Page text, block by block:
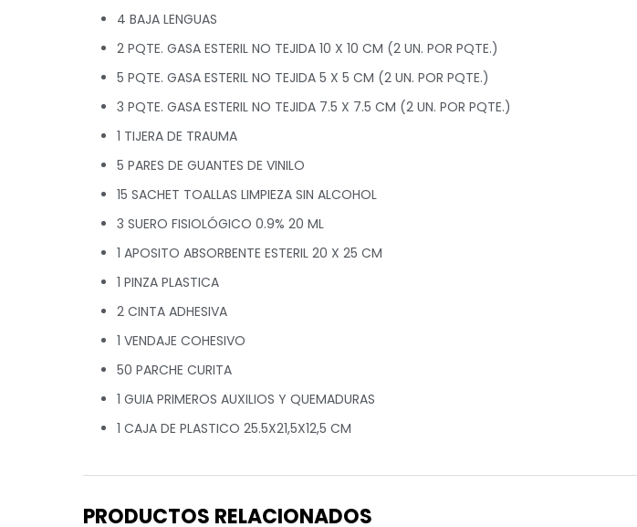
4 BAJA LENGUAS
2 PQTE. GASA ESTERIL NO TEJIDA 10 X 10 CM (2 UN. POR PQTE.)
5 PQTE. GASA ESTERIL NO TEJIDA 5 X 5 CM (2 UN. POR PQTE.)
3 PQTE. GASA ESTERIL NO TEJIDA 7.5 X 7.5 CM (2 UN. POR PQTE.)
1 TIJERA DE TRAUMA
5 PARES DE GUANTES DE VINILO
15 SACHET TOALLAS LIMPIEZA SIN ALCOHOL
3 SUERO FISIOLÓGICO 0.9% 20 ML
1 APOSITO ABSORBENTE ESTERIL 20 X 25 CM
1 PINZA PLASTICA
2 CINTA ADHESIVA
1 VENDAJE COHESIVO
50 PARCHE CURITA
1 GUIA PRIMEROS AUXILIOS Y QUEMADURAS
1 CAJA DE PLASTICO 25.5X21,5X12,5 CM
PRODUCTOS RELACIONADOS